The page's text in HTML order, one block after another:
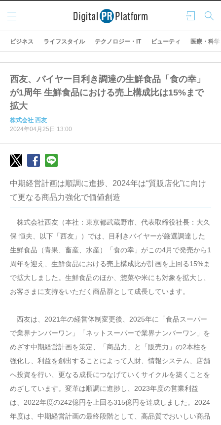
ログ
イン
検索
メニ
ュー
ビジネス ライフスタイル テクノロジー・IT ビューティ 医療・科学
西友、バイヤー目利き調達の生鮮食品「食の幸」
が1周年 生鮮食品における売上構成比は15%まで
拡大
株式会社 西友
2024年04月25日 13:00
中期経営計画は順調に進捗、2024年は“質販店化”に向け
て更なる商品力強化で価値創造
株式会社西友（本社：東京都武蔵野市、代表取締役社長：大久
保 恒夫、以下「西友」）では、目利きバイヤーが厳選調達した
生鮮食品（青果、畜産、水産）「食の幸」がこの4月で発売から1
周年を迎え、生鮮食品における売上構成比が計画を上回る15%ま
で拡大しました。生鮮食品のほか、惣菜や米にも対象を拡大し、
お客さまに支持をいただく商品群として成長しています。
西友は、2021年の経営体制変更後、2025年に「食品スーパー
で業界ナンバーワン」「ネットスーパーで業界ナンバーワン」を
めざす中期経営計画を策定、「商品力」と「販売力」の2本柱を
強化し、利益を創出することによって人財、情報システム、店舗
へ投資を行い、更なる成長につなげていくサイクルを築くことを
めざしています。変革は順調に進捗し、2023年度の営業利益
は、2022年度の242億円を上回る315億円を達成しました。2024
年度は、中期経営計画の最終段階として、高品質でおいしい商品